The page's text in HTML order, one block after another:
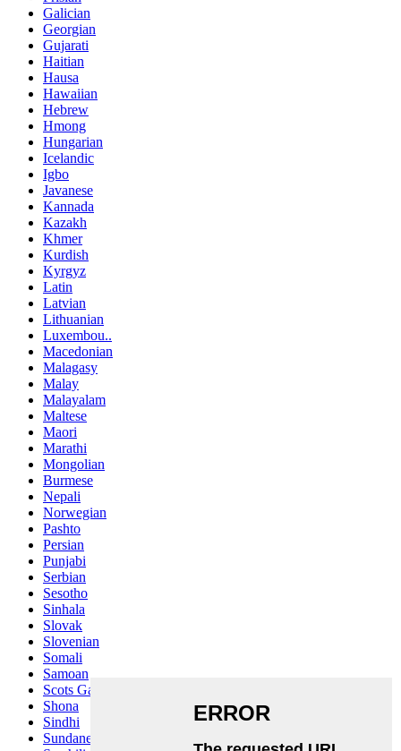
Galician
Georgian
Gujarati
Haitian
Hausa
Hawaiian
Hebrew
Hmong
Hungarian
Icelandic
Igbo
Javanese
Kannada
Kazakh
Khmer
Kurdish
Kyrgyz
Latin
Latvian
Lithuanian
Luxembou..
Macedonian
Malagasy
Malay
Malayalam
Maltese
Maori
Marathi
Mongolian
Burmese
Nepali
Norwegian
Pashto
Persian
Punjabi
Serbian
Sesotho
Sinhala
Slovak
Slovenian
Somali
Samoan
Scots Gaelic
Shona
Sindhi
Sundanese